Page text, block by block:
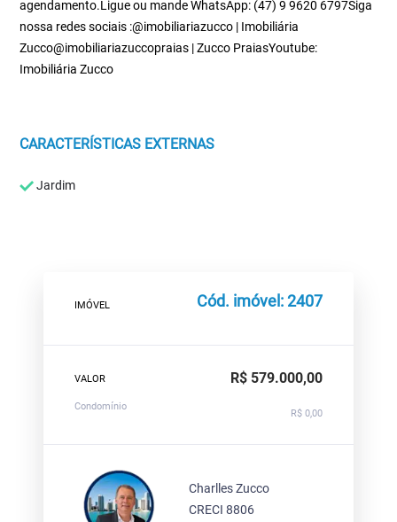
agendamento.Ligue ou mande WhatsApp: (47) 9 9620 6797Siga
nossa redes sociais :@imobiliariazucco | Imobiliária
Zucco@imobiliariazuccopraias | Zucco PraiasYoutube:
Imobiliária Zucco
CARACTERÍSTICAS EXTERNAS
Jardim
IMÓVEL Cód. imóvel: 2407
VALOR R$ 579.000,00
Condomínio
R$ 0,00
Charlles Zucco
CRECI 8806